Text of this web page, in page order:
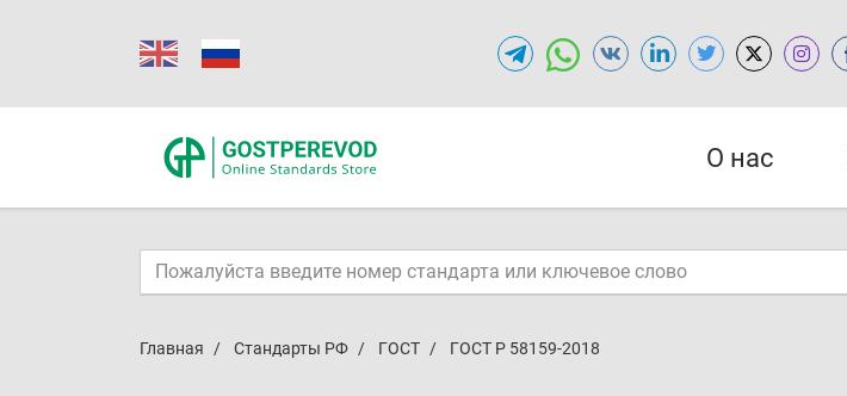
О нас
Главная Стандарты РФ ГОСТ ГОСТ Р 58159-2018